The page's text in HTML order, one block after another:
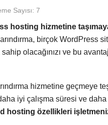
Sayısı: 7
hosting hizmetine
birçok WordPress
olacağınızı ve bu
hizmetine geçmeye
iyi çalışma süresi ve
hosting özellikleri